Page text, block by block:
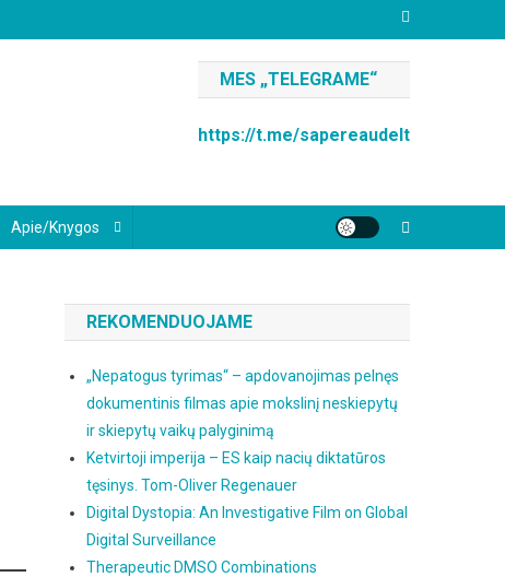
MES „TELEGRAME“
https://t.me/sapereaudelt
Apie/knygos
REKOMENDUOJAME
„Nepatogus tyrimas“ – apdovanojimas pelnęs
dokumentinis filmas apie mokslinį neskiepytų
ir skiepytų vaikų palyginimą
Ketvirtoji imperija – ES kaip nacių diktatūros
tęsinys. Tom-Oliver Regenauer
Digital Dystopia: An Investigative Film on Global
Digital Surveillance
Therapeutic DMSO Combinations